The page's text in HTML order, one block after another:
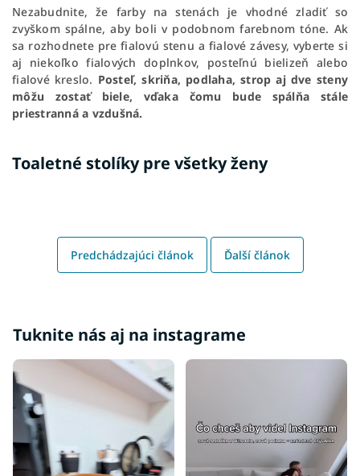
Nezabudnite, že farby na stenách je vhodné zladiť so
zvyškom spálne, aby boli v podobnom farebnom tóne. Ak
sa rozhodnete pre fialovú stenu a fialové závesy, vyberte si
aj niekoľko fialových doplnkov, posteľnú bielizeň alebo
fialové kreslo. Posteľ, skriňa, podlaha, strop aj dve steny
môžu zostať biele, vďaka čomu bude spálňa stále
priestranná a vzdušná.
Toaletné stolíky pre všetky ženy
Predchádzajúci článok Ďalší článok
Tuknite nás aj na instagrame